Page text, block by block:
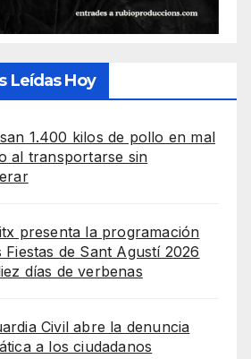
Leídas Hoy
1.400 kilos de pollo en mal
al transportarse sin
presenta la programación
Fiestas de Sant Agustí 2026
días de verbenas
Civil abre la denuncia
a los ciudadanos